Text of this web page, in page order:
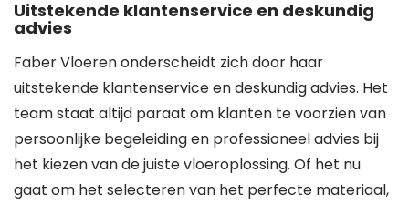
Uitstekende klantenservice en deskundig
advies
Faber Vloeren onderscheidt zich door haar
uitstekende klantenservice en deskundig advies. Het
team staat altijd paraat om klanten te voorzien van
persoonlijke begeleiding en professioneel advies bij
het kiezen van de juiste vloeroplossing. Of het nu
gaat om het selecteren van het perfecte materiaal,